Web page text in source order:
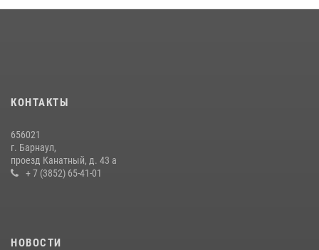
КОНТАКТЫ
656021
г. Барнаул,
проезд Канатный, д. 43 а
+ 7 (3852) 65-41-01
НОВОСТИ